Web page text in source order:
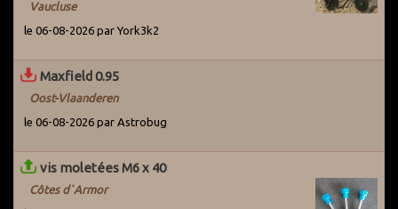
Vaucluse
le 06-08-2026 par York3k2
Maxfield 0.95
Oost-Vlaanderen
le 06-08-2026 par Astrobug
vis moletées M6 x 40
Côtes d`Armor